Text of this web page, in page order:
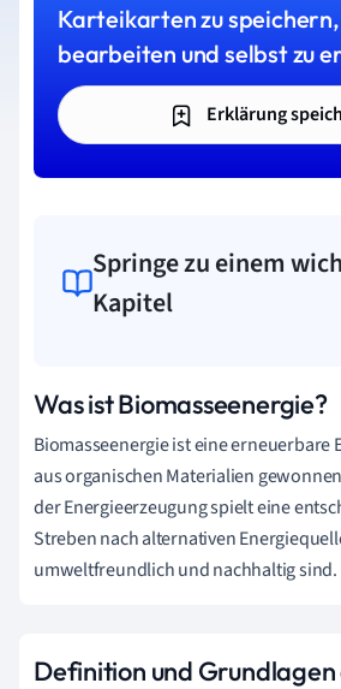
Karteikarten zu speichern,
bearbeiten und selbst zu
Erklärung
Springe zu einem
Kapitel
Was ist Biomasseenergie?
Biomasseenergie ist eine erneuerbare
aus organischen Materialien
der Energieerzeugung spielt eine
Streben nach alternativen
umweltfreundlich und nachhaltig sind.
Definition und